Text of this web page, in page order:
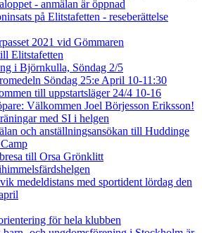
- anmälan är öppnad
på Elitstafetten - reseberättelse
2021 vid Gömmaren
Elitstafetten
i Björnkulla, Söndag 2/5
Söndag 25:e April 10-11:30
till uppstartsläger 24/4 10-16
Välkommen Joel Börjesson Eriksson!
med SI i helgen
och anställningsansökan till Huddinge
till Orsa Grönklitt
medeldistans med sportident lördag den
för hela klubben